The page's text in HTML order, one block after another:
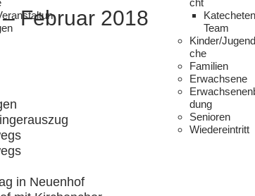
cht
Team
Kinder/
che
Familien
Erwachsene
dung
Senioren
Wiedereintritt
Februar 2018
in Neuenhof